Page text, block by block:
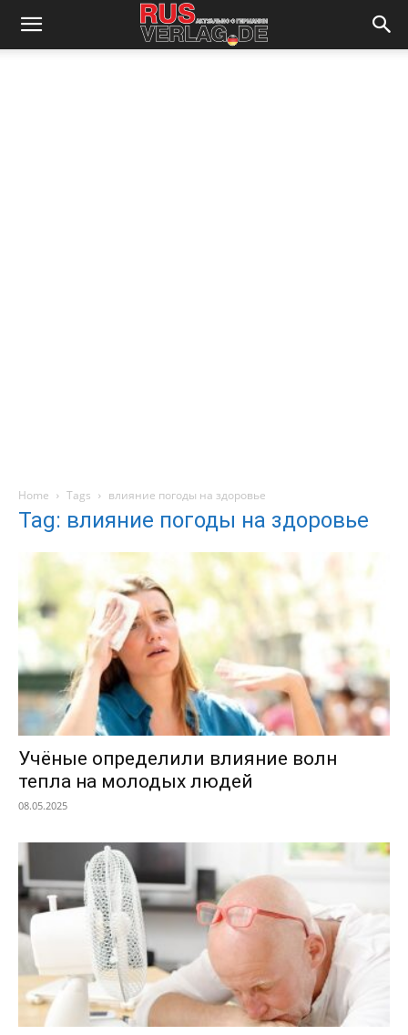
Home Tags влияние погоды на здоровье
Tag: влияние погоды на здоровье
Учёные определили влияние волн
тепла на молодых людей
08.05.2025